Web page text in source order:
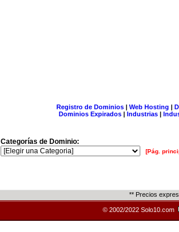
Registro de Dominios| Web Hosting |
Dominios Expirados | Industrias |
Categorías de Dominio:
[Pág.
** Precios
© 2002/2022 Solo10.com